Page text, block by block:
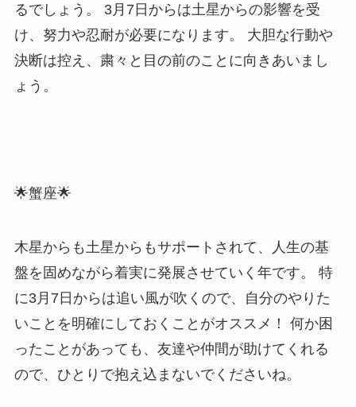
るでしょう。 3月7日からは土星からの影響を受
け、努力や忍耐が必要になります。 大胆な行動や
決断は控え、粛々と目の前のことに向きあいまし
ょう。
🌟蟹座🌟
木星からも土星からもサポートされて、人生の基
盤を固めながら着実に発展させていく年です。 特
に3月7日からは追い風が吹くので、自分のやりた
いことを明確にしておくことがオススメ！ 何か困
ったことがあっても、友達や仲間が助けてくれる
ので、ひとりで抱え込まないでくださいね。